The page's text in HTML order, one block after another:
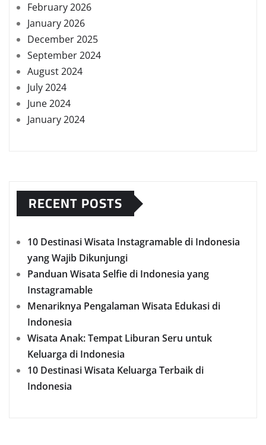
February 2026
January 2026
December 2025
September 2024
August 2024
July 2024
June 2024
January 2024
RECENT POSTS
10 Destinasi Wisata Instagramable di Indonesia
yang Wajib Dikunjungi
Panduan Wisata Selfie di Indonesia yang
Instagramable
Menariknya Pengalaman Wisata Edukasi di
Indonesia
Wisata Anak: Tempat Liburan Seru untuk
Keluarga di Indonesia
10 Destinasi Wisata Keluarga Terbaik di
Indonesia